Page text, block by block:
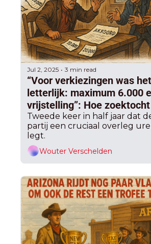
Jul 2, 2025 • 3 min read
“Voor verkiezingen was
letterlijk: maximum 6.000
vrijstelling”: Hoe
scherp profiel Arizona de
Tweede keer in half jaar dat
partij een cruciaal overleg
legt.
Wouter Verschelden